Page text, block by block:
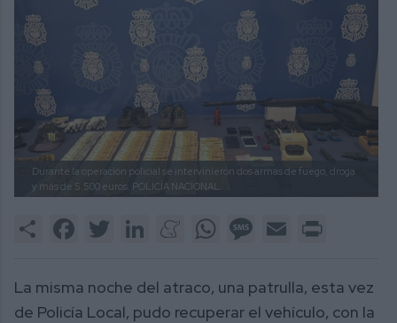
Durante la operación policial se intervinieron dos armas de fuego, droga
y más de 5.500 euros. POLICÍA NACIONAL.
Share FacebookTwitter LinkedInMeneameWhatsAppMessage
Email
La misma noche del atraco, una patrulla, esta vez
de Policía Local, pudo recuperar el vehículo, con la